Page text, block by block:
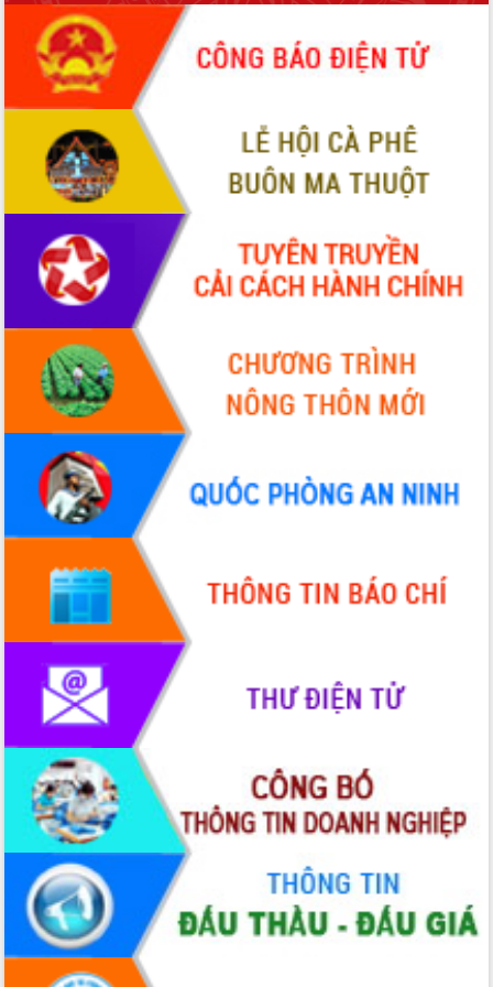
món ăn từ sầu riêng
Đắk Lắk công bố Quy hoạch và xúc
tiến đầu tư tỉnh
Ngành cá ngừ Đắk Lắk chủ động thích
ứng để giữ vững thị trường xuất khẩu
Diễn đàn Kinh tế tư nhân Việt Nam đột
phá cơ chế - Hợp tác công tư
Đề án 06 tạo bước ngoặt đột phá trong
cải cách hành chính tỉnh Đắk Lắk
Kết nối tour, đẩy mạnh chuyển đổi số
để phát triển du lịch Đắk Lắk
Khởi động Dự án Đầu tư xây dựng hạ
tầng kỹ thuật Cụm công nghiệp Tân
Tiến
Gặp mặt các cơ quan báo chí nhân Kỷ
niệm 101 năm Ngày Báo chí Cách
mạng Việt Nam
Đắk Lắk sơ kết 4 năm triển khai thực
hiện Đề án 06 của Chính phủ
Họp báo thông tin về Hội nghị Công bố
Quy hoạch và Xúc tiến đầu tư tỉnh Đắk
Khơi thông điểm nghẽn, đẩy nhanh
giải ngân vốn khắc phục thiên tai
HĐND tỉnh thông qua điều chỉnh Quy
hoạch tỉnh thời kỳ 2021-2030
Hội thảo góp ý hồ sơ điều chỉnh quy
hoạch tỉnh Đắk Lắk thời kỳ 2021-2030,
tầm nhìn đến năm 2050
Nâng cao hiệu quả hoạt động của các
doanh nghiệp nhà nước
Hội nghị triển khai kết nối mạng
truyền số liệu chuyên dùng phục vụ cơ
quan Đảng, Nhà nước
Lễ phát động chuỗi hoạt động chung
tay làm sạch môi trường
Xã Ea Kar bước chuyển mình trong
công tác cải cách hành chính mô hình
mới
UBND tỉnh họp báo định kỳ tháng 4
năm 2026